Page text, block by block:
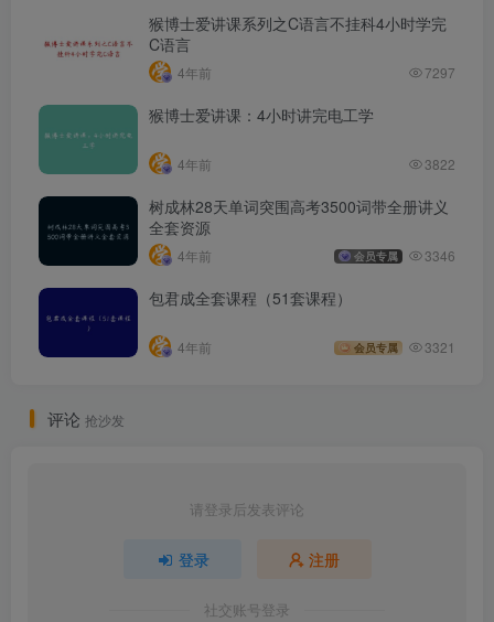
猴博士爱讲课系列之C语言不挂科4小时学完
C语言
4年前 7297
猴博士爱讲课：4小时讲完电工学
4年前 3822
树成林28天单词突围高考3500词带全册讲义
全套资源
4年前 会员专属 3346
包君成全套课程（51套课程）
4年前 会员专属 3321
评论 抢沙发
请登录后发表评论
登录 注册
社交账号登录